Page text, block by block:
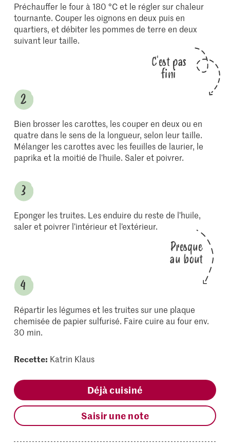
Préchauffer le four à 180 °C et le régler sur chaleur
tournante. Couper les oignons en deux puis en
quartiers, et débiter les pommes de terre en deux
suivant leur taille.
C'est pas
fini
Bien brosser les carottes, les couper en deux ou en
quatre dans le sens de la longueur, selon leur taille.
Mélanger les carottes avec les feuilles de laurier, le
paprika et la moitié de l’huile. Saler et poivrer.
Eponger les truites. Les enduire du reste de l’huile,
saler et poivrer l’intérieur et l’extérieur.
Presque
au bout
Répartir les légumes et les truites sur une plaque
chemisée de papier sulfurisé. Faire cuire au four env.
30 min.
Recette: Katrin Klaus
Déjà cuisiné
Saisir une note